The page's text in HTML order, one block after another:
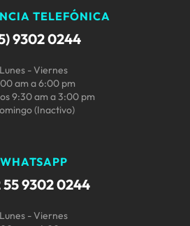
TELEFÓNICA
9302 0244
Lunes - Viernes
am a 6:00 pm
9:30 am a 3:00 pm
(Inactivo)
WHATSAPP
55 9302 0244
Lunes - Viernes